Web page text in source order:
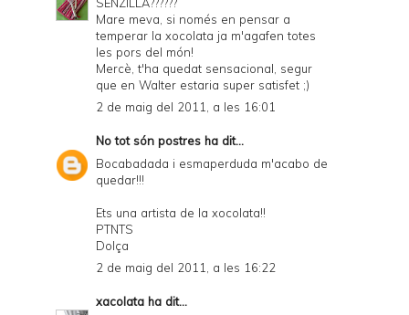
Mare meva, si només en pensar a
temperar la xocolata ja m'agafen totes
les pors del món!
Mercè, t'ha quedat sensacional, segur
que en Walter estaria super satisfet ;)
2 de maig del 2011, a les 16:01
No tot són postres ha dit...
Bocabadada i esmaperduda m'acabo de
quedar!!!
Ets una artista de la xocolata!!
PTNTS
Dolça
2 de maig del 2011, a les 16:22
xacolata ha dit...